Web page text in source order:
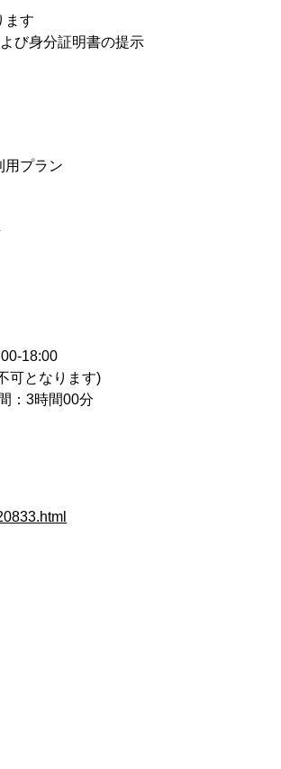
ます
び身分証明書の提示
用プラン
18:00
可となります)
：3時間00分